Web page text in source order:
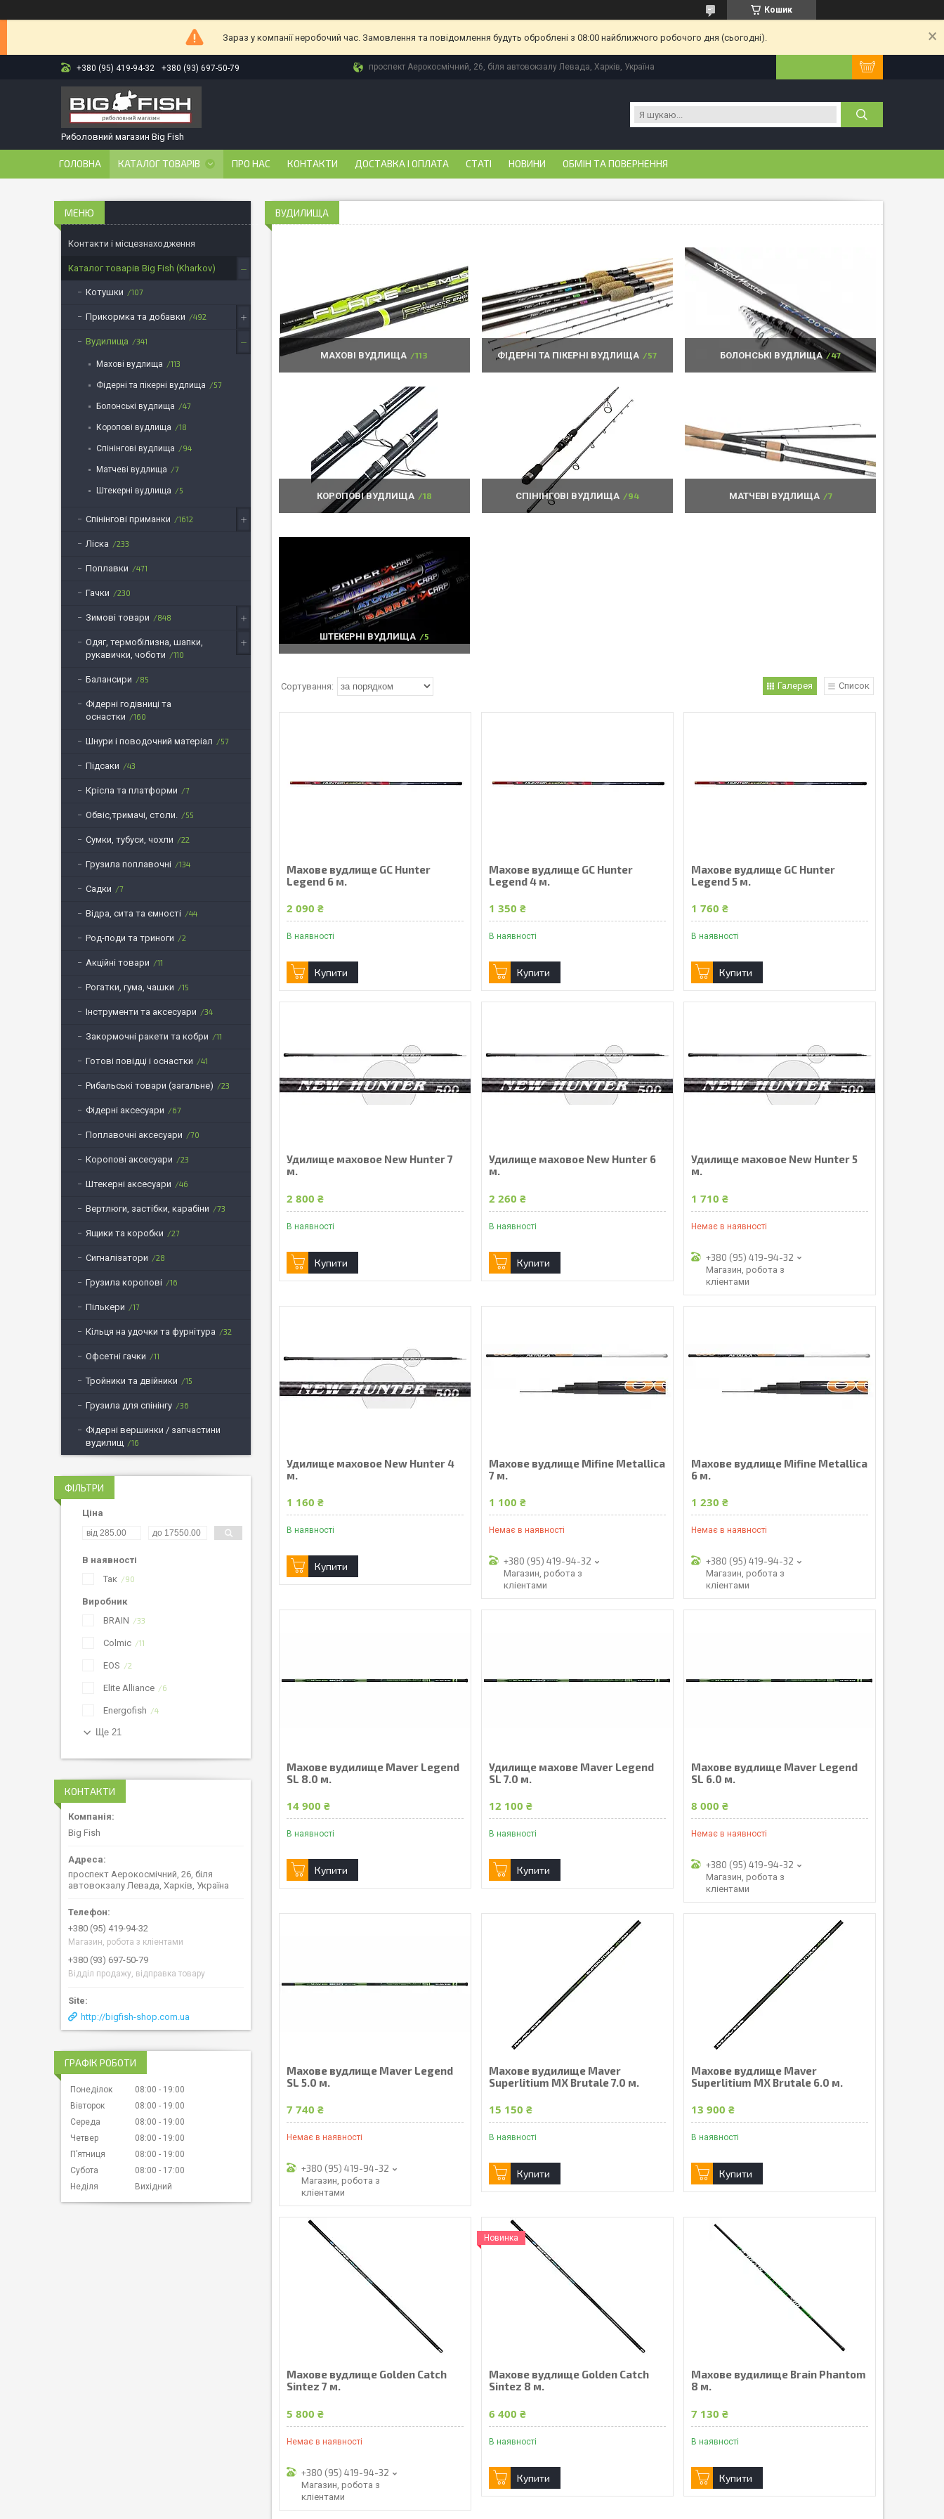
Кошик
Зараз у компанії неробочий час. Замовлення та повідомлення будуть оброблені з 08:00 найближчого робочого дня (сьогодні).
+380 (95) 419-94-32 +380 (93) 697-50-79 проспект Аерокосмічний, 26, біля автовокзалу Левада, Харків, Україна
Риболовний магазин Big Fish
ГОЛОВНА КАТАЛОГ ТОВАРІВ ПРО НАС КОНТАКТИ ДОСТАВКА І ОПЛАТА СТАТІ НОВИНИ ОБМІН ТА ПОВЕРНЕННЯ
ВУДИЛИЩА
МАХОВІ ВУДЛИЩА 113 ФІДЕРНІ ТА ПІКЕРНІ ВУДЛИЩА 57 БОЛОНСЬКІ ВУДЛИЩА 47
КОРОПОВІ ВУДЛИЩА 18 СПІНІНГОВІ ВУДЛИЩА 94 МАТЧЕВІ ВУДЛИЩА 7
ШТЕКЕРНІ ВУДЛИЩА 5
Галерея Список
Махове вудлище GC Hunter
Legend 6 м.
2 090 ₴
В наявності
Купити
Махове вудлище GC Hunter
Legend 4 м.
1 350 ₴
В наявності
Купити
Махове вудлище GC Hunter
Legend 5 м.
1 760 ₴
В наявності
Купити
Удилище маховое New Hunter 7
м.
2 800 ₴
В наявності
Купити
Удилище маховое New Hunter 6
м.
2 260 ₴
В наявності
Купити
Удилище маховое New Hunter 5
м.
1 710 ₴
Немає в наявності
+380 (95) 419-94-32
Магазин, робота з
кліентами
Удилище маховое New Hunter 4
м.
1 160 ₴
В наявності
Купити
Махове вудлище Mifine Metallica
7 м.
1 100 ₴
Немає в наявності
+380 (95) 419-94-32
Магазин, робота з
кліентами
Махове вудлище Mifine Metallica
6 м.
1 230 ₴
Немає в наявності
+380 (95) 419-94-32
Магазин, робота з
кліентами
Махове вудилище Maver Legend
SL 8.0 м.
14 900 ₴
В наявності
Купити
Удилище махове Maver Legend
SL 7.0 м.
12 100 ₴
В наявності
Купити
Махове вудлище Maver Legend
SL 6.0 м.
8 000 ₴
Немає в наявності
+380 (95) 419-94-32
Магазин, робота з
кліентами
Махове вудлище Maver Legend
SL 5.0 м.
7 740 ₴
Немає в наявності
+380 (95) 419-94-32
Магазин, робота з
кліентами
Махове вудилище Maver
Superlitium MX Brutale 7.0 м.
15 150 ₴
В наявності
Купити
Махове вудлище Maver
Superlitium MX Brutale 6.0 м.
13 900 ₴
В наявності
Купити
Махове вудлище Golden Catch
Sintez 7 м.
5 800 ₴
Немає в наявності
+380 (95) 419-94-32
Магазин, робота з
кліентами
Новинка
Махове вудлище Golden Catch
Sintez 8 м.
6 400 ₴
В наявності
Купити
Махове вудилище Brain Phantom
8 м.
7 130 ₴
В наявності
Купити
Контакти і місцезнаходження
Каталог товарів Big Fish (Kharkov)
Котушки 107
Прикормка та добавки 492
Вудилища 341
Махові вудлища 113
Фідерні та пікерні вудлища 57
Болонські вудлища 47
Коропові вудлища 18
Спінінгові вудлища 94
Матчеві вудлища 7
Штекерні вудлища 5
Спінінгові приманки 1612
Ліска 233
Поплавки 471
Гачки 230
Зимові товари 848
Одяг, термобілизна, шапки,
рукавички, чоботи
110
Балансири 85
Фідерні годівниці та
оснастки
160
Шнури і поводочний матеріал 57
Підсаки 43
Крісла та платформи 7
Обвіс,тримачі, столи. 55
Сумки, тубуси, чохли 22
Грузила поплавочні 134
Садки 7
Відра, сита та ємності 44
Род-поди та триноги 2
Акційні товари 11
Рогатки, гума, чашки 15
Інструменти та аксесуари 34
Закормочні ракети та кобри 11
Готові повідці і оснастки 41
Рибальські товари (загальне) 23
Фідерні аксесуари 67
Поплавочні аксесуари 70
Коропові аксесуари 23
Штекерні аксесуари 46
Вертлюги, застібки, карабіни 73
Ящики та коробки 27
Сигналізатори 28
Грузила коропові 16
Пількери 17
Кільця на удочки та фурнітура 32
Офсетні гачки 11
Тройники та двійники 15
Грузила для спінінгу 36
Фідерні вершинки / запчастини
вудилищ
16
ФІЛЬТРИ
Ціна
В наявності
Так
90
Виробник
BRAIN
33
Colmic 11
EOS 2
Elite Alliance 6
Energofish 4
Ще 21
КОНТАКТИ
Big Fish
проспект Аерокосмічний, 26, біля
автовокзалу Левада, Харків, Україна
+380 (95) 419-94-32
Магазин, робота з кліентами
+380 (93) 697-50-79
Відділ продажу, відправка товару
http://bigfish-shop.com.ua
ГРАФІК РОБОТИ
Понеділок 08:00
19:00
Вівторок
08:00
19:00
Середа
08:00
19:00
Четвер
08:00
19:00
Пʼятниця
08:00
19:00
Субота
08:00
17:00
Неділя
Вихідний